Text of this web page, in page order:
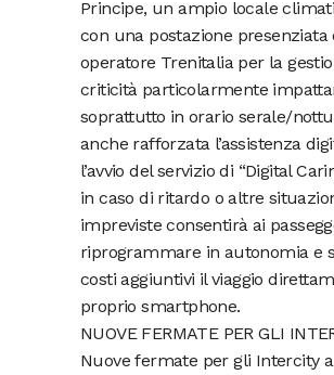
Principe, un ampio locale
con una postazione presenziata
operatore Trenitalia per la
criticità particolarmente
soprattutto in orario serale/
anche rafforzata l’assistenza
l’avvio del servizio di “Digital
in caso di ritardo o altre
impreviste consentirà ai
riprogrammare in autonomia e
costi aggiuntivi il viaggio
proprio smartphone.
NUOVE FERMATE PER GLI
Nuove fermate per gli Intercity